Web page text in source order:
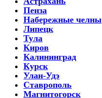
Пенза
Набережные челны
Липецк
Тула
Киров
Калининград
Курск
Улан-Удэ
Ставрополь
Магнитогорск